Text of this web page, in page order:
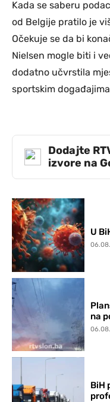
Kada se saberu
od Belgije pratilo je
Očekuje se da bi
Nielsen mogle biti i
dodatno učvrstila
sportskim
Dodajte
izvore na
U
na
BiH